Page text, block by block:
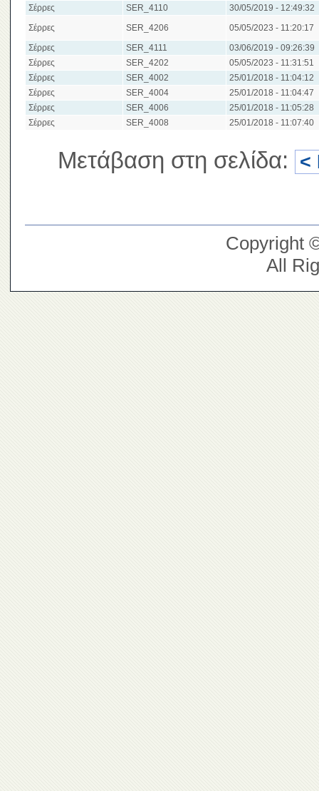
Σέρρες
SER_4110
30/05/2019 - 12:49:32
Σέρρες
SER_4206
05/05/2023 - 11:20:17
Σέρρες
SER_4111
03/06/2019 - 09:26:39
Σέρρες
SER_4202
05/05/2023 - 11:31:51
Σέρρες
SER_4002
25/01/2018 - 11:04:12
Σέρρες
SER_4004
25/01/2018 - 11:04:47
Σέρρες
SER_4006
25/01/2018 - 11:05:28
Σέρρες
SER_4008 25/01/2018 - 11:07:40
Μετάβαση στη σελίδα: <
Copyright
All